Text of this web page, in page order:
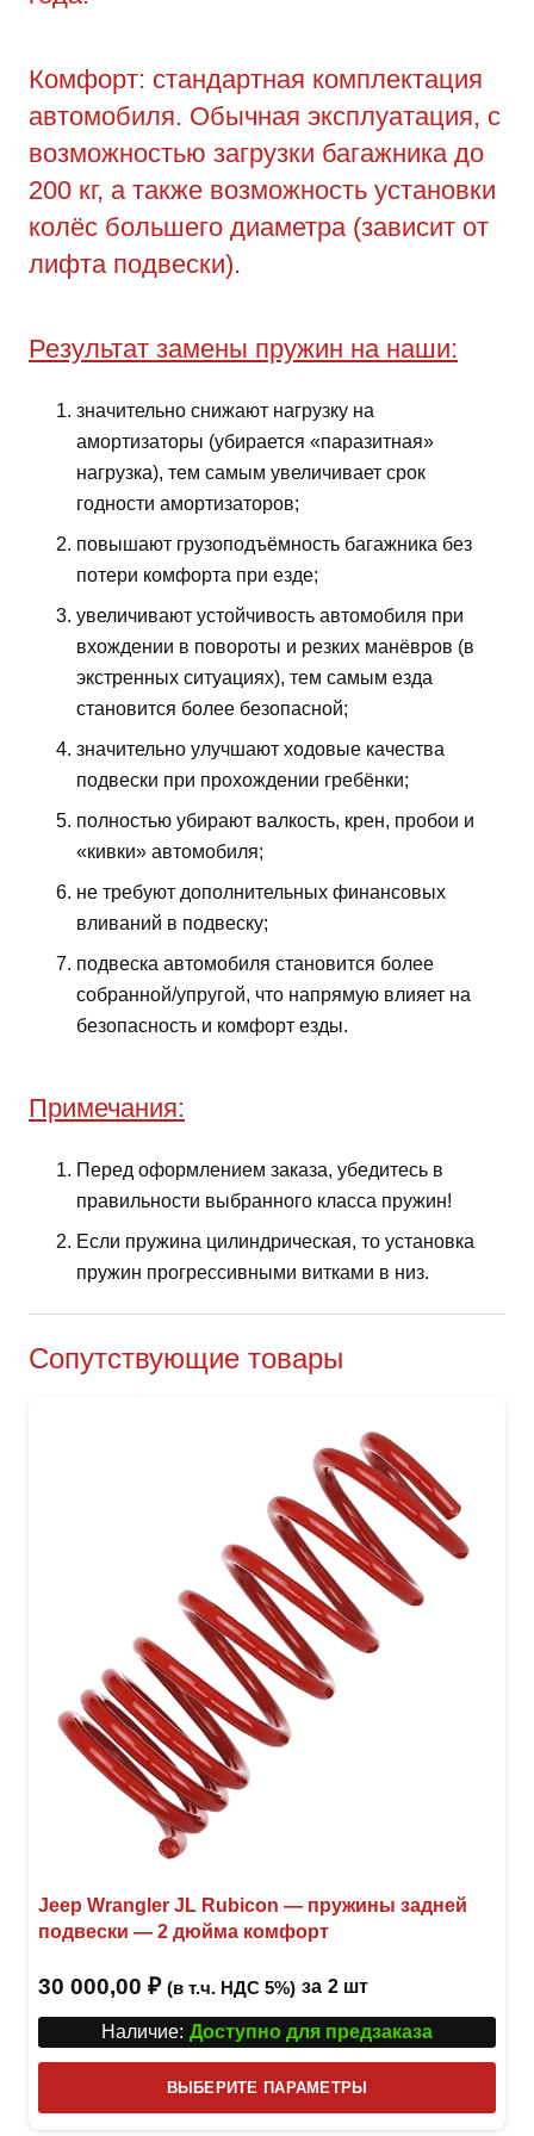
Комфорт: стандартная комплектация
автомобиля. Обычная эксплуатация, с
возможностью загрузки багажника до
200 кг, а также возможность установки
колёс большего диаметра (зависит от
лифта подвески).
Результат замены пружин на наши:
значительно снижают нагрузку на
амортизаторы (убирается «паразитная»
нагрузка), тем самым увеличивает срок
годности амортизаторов;
повышают грузоподъёмность багажника без
потери комфорта при езде;
увеличивают устойчивость автомобиля при
вхождении в повороты и резких манёвров (в
экстренных ситуациях), тем самым езда
становится более безопасной;
значительно улучшают ходовые качества
подвески при прохождении гребёнки;
полностью убирают валкость, крен, пробои и
«кивки» автомобиля;
не требуют дополнительных финансовых
вливаний в подвеску;
подвеска автомобиля становится более
собранной/упругой, что напрямую влияет на
безопасность и комфорт езды.
Примечания:
Перед оформлением заказа, убедитесь в
правильности выбранного класса пружин!
Если пружина цилиндрическая, то установка
пружин прогрессивными витками в низ.
Сопутствующие товары
Jeep Wrangler JL Rubicon — пружины задней
подвески — 2 дюйма комфорт
30 000,00 ₽ (в т.ч. НДС 5%) за 2 шт
Наличие: Доступно для предзаказа
ВЫБЕРИТЕ ПАРАМЕТРЫ
товар